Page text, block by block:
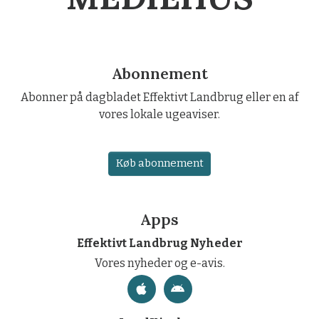
Abonnement
Abonner på dagbladet Effektivt Landbrug eller en af
vores lokale ugeaviser.
Køb abonnement
Apps
Effektivt Landbrug Nyheder
Vores nyheder og e-avis.